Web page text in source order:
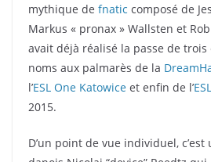
mythique de fnatic composé de
Markus « pronax » Wallsten et
avait déjà réalisé la passe de
noms aux palmarès de la
l’ESL One Katowice et enfin de l’
2015.
D’un point de vue individuel,